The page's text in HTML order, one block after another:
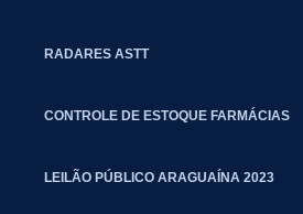
RADARES ASTT
CONTROLE DE ESTOQUE FARMÁCIAS
LEILÃO PÚBLICO ARAGUAÍNA 2023